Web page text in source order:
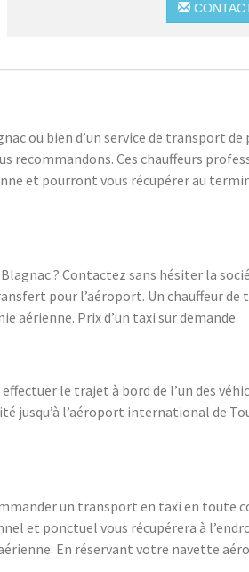
ou bien d’un service de transport
recommandons. Ces chauffeurs
et pourront vous récupérer au
? Contactez sans hésiter la
pour l’aéroport. Un chauffeur
aérienne. Prix d’un taxi sur demande.
le trajet à bord de l’un des
jusqu’à l’aéroport international de
un transport en taxi en toute
et ponctuel vous récupérera à
En réservant votre navette